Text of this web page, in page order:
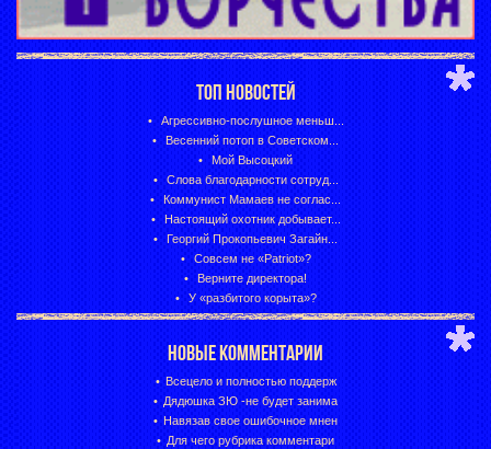
ТОП НОВОСТЕЙ
Агрессивно-послушное меньш...
Весенний потоп в Советском...
Мой Высоцкий
Слова благодарности сотруд...
Коммунист Мамаев не соглас...
Настоящий охотник добывает...
Георгий Прокопьевич Загайн...
Совсем не «Patriot»?
Верните директора!
У «разбитого корыта»?
НОВЫЕ КОММЕНТАРИИ
Всецело и полностью поддерж
Дядюшка ЗЮ -не будет занима
Навязав свое ошибочное мнен
Для чего рубрика комментари